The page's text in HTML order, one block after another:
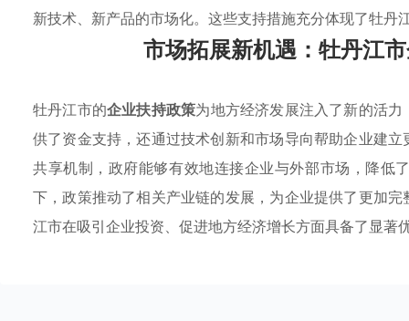
新技术、新产品的市场化。这些支持措施充分体现了牡丹
市场拓展新机遇：牡丹江
牡丹江市的企业扶持政策为地方经济发展注入了新的活力
供了资金支持，还通过技术创新和市场导向帮助企业建
共享机制，政府能够有效地连接企业与外部市场，降低
下，政策推动了相关产业链的发展，为企业提供了更加
江市在吸引企业投资、促进地方经济增长方面具备了显著